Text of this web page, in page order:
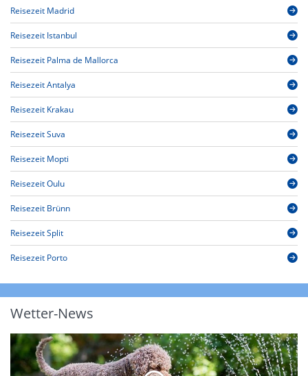
Reisezeit Madrid
Reisezeit Istanbul
Reisezeit Palma de Mallorca
Reisezeit Antalya
Reisezeit Krakau
Reisezeit Suva
Reisezeit Mopti
Reisezeit Oulu
Reisezeit Brünn
Reisezeit Split
Reisezeit Porto
Wetter-News